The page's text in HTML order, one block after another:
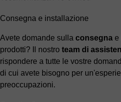
Consegna e installazione
Avete domande sulla consegna e
prodotti? Il nostro team di
rispondere a tutte le vostre
di cui avete bisogno per
preoccupazioni.